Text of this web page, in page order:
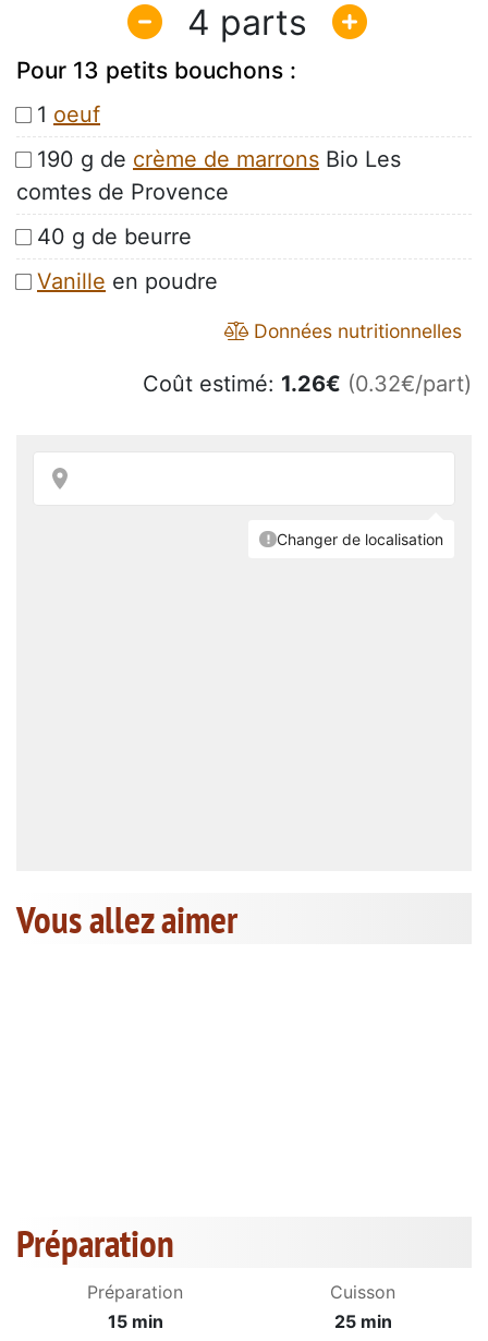
4
Pour 13 petits bouchons :
1 oeuf
190 g de crème de marrons Bio Les
comtes de Provence
40 g de beurre
Vanille en poudre
Données nutritionnelles
Coût estimé: 1.26€ (0.32€/part)
Vous allez aimer
Préparation
Préparation
15 min
Cuisson
25 min